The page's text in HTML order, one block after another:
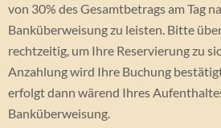
von 30% des Gesamtbetrags am Tag
Banküberweisung zu leisten. Bitte
rechtzeitig, um Ihre Reservierung zu
Anzahlung wird Ihre Buchung
erfolgt dann wärend Ihres
Banküberweisung.